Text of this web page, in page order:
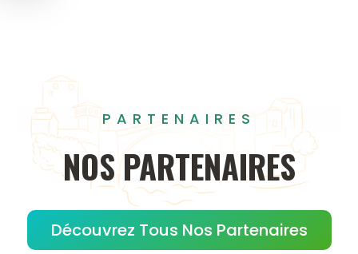
PARTENAIRES
NOS PARTENAIRES
Découvrez Tous Nos Partenaires